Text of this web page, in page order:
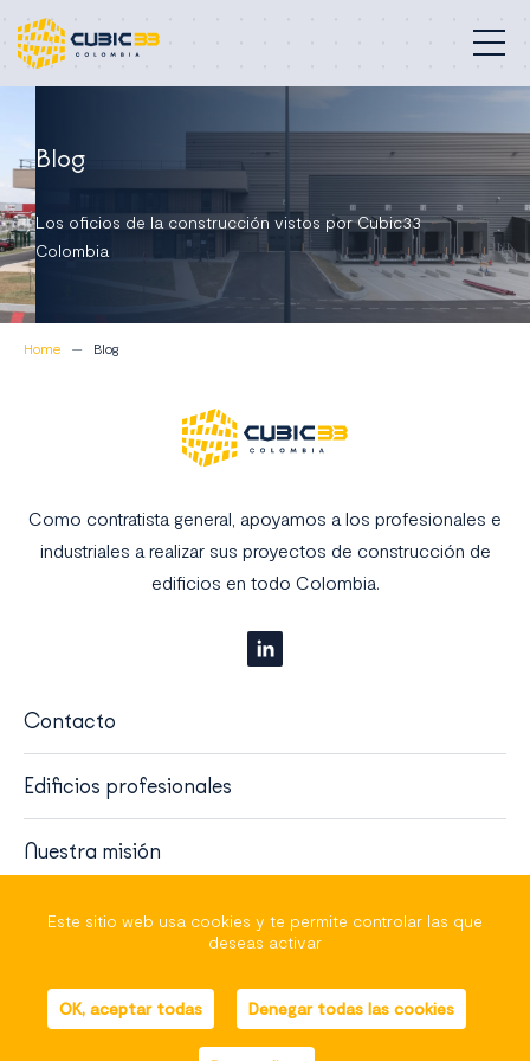
Blog
Los oficios de la construcción vistos por Cubic33
Colombia
Home Blog
Como contratista general, apoyamos a los profesionales e
industriales a realizar sus proyectos de construcción de
edificios en todo Colombia.
Contacto
Edificios profesionales
Nuestra misión
Quiénes somos
helli•hello, french marketing
Mapa del sitio
Edificios profesionales
Nuestra misión
Compromisos
Proyectos
Contacto
Este sitio web usa cookies y te permite controlar las que
deseas activar
OK, aceptar todas Denegar todas las cookies